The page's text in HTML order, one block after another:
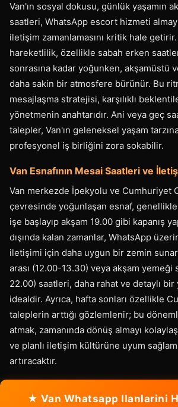
Van'ın sosyal dokusu, günlük yaşamın
saatleri, WhatsApp escort hizmeti
iletişim zamanlamasını kritik hale
hareketlilik, özellikle sabah erken
sonrasına kadar yoğunken, akşamüstü
daha sakin bir atmosfere bürünür. Bu
mesajlaşma stratejisi, karşılıklı
yönetmenin anahtarıdır. Ani veya geç
talepler, Van'ın geleneksel yaşam
profesyonel iş birliğini zora sokabilir.
Van Esnafının Mesai Saatleri ve
Van merkezde İpekyolu ve Cumhuriyet
çevresinde yoğunlaşan esnaf,
işe başlayıp akşam 19.00 gibi kapanış
dışında kalan zamanlar, WhatsApp
iletişimi için daha uygun bir zemin
arası (12.00-13.30) veya akşam yemeği
22.00) saatleri, daha rahat ve detaylı bir
idealdir. Ayrıca, hafta sonları özellikle
taleplerin arttığı gözlemlenir; bu
atmak, zamanında dönüş almayı
ve planlı iletişim kültürüne uyum
artıracaktır.
★ Van Whatsapp Ilanlarini